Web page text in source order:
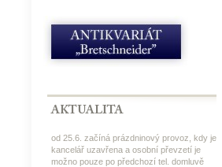
od 25.6. začíná prázdninový provoz, kdy je
kancelář uzavřena a osobní převzetí je
možno pouze po předchozí tel. domluvě